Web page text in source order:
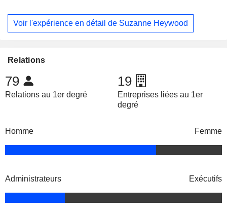
Voir l'expérience en détail de Suzanne Heywood
Relations
79
Relations au 1er degré
19
Entreprises liées au 1er
degré
Homme Femme
Administrateurs Exécutifs